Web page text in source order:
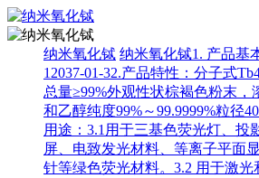
纳米氧化铽 纳米氧化铽1. 产品基
12037-01-32.产品特性：分子式
总量≥99%外观性状棕褐色粉末，
和乙醇纯度99%～99.9999%粒径
用途：3.1用于三基色荧光灯、投
屏、电致发光材料、等离子平面
针等绿色荧光材料。3.2 用于激